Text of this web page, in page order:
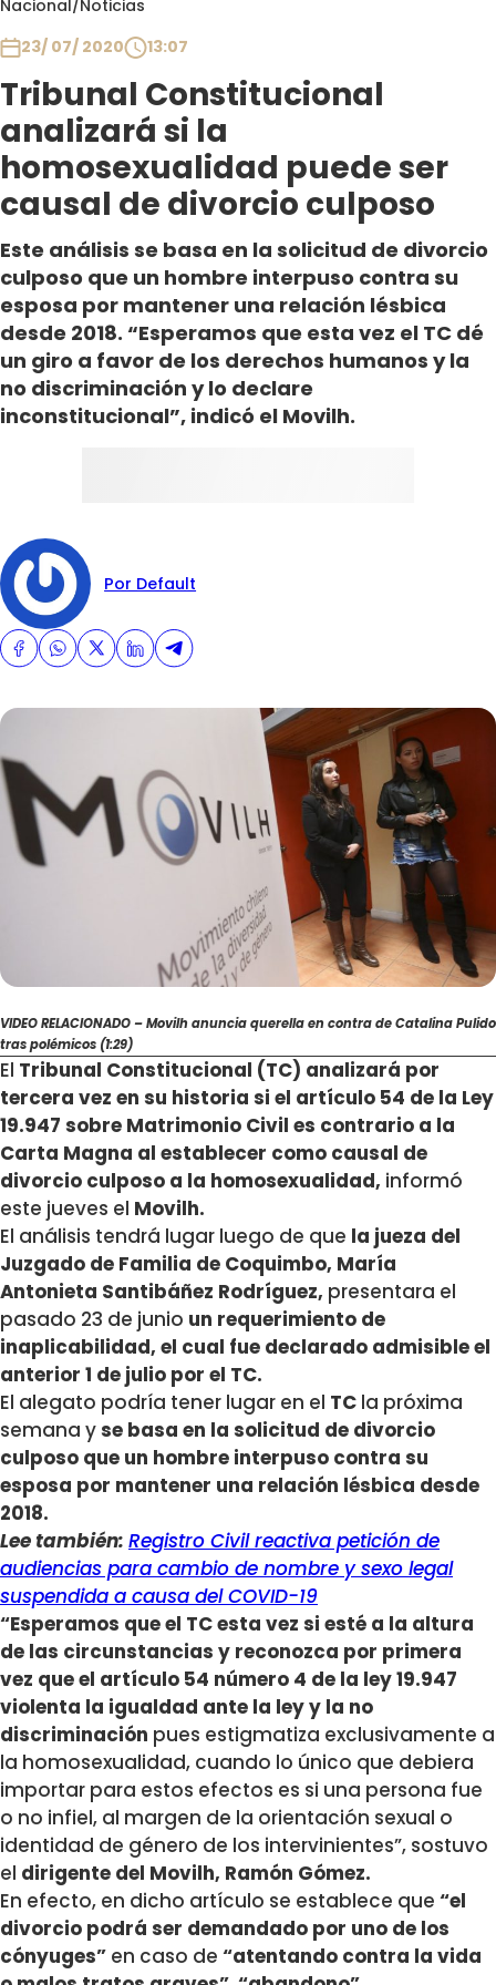
Nacional/Noticias
23/ 07/ 2020
13:07
Tribunal Constitucional
analizará si la
homosexualidad puede ser
causal de divorcio culposo
Este análisis se basa en la solicitud de divorcio
culposo que un hombre interpuso contra su
esposa por mantener una relación lésbica
desde 2018. “Esperamos que esta vez el TC dé
un giro a favor de los derechos humanos y la
no discriminación y lo declare
inconstitucional”, indicó el Movilh.
Por Default
VIDEO RELACIONADO – Movilh anuncia querella en contra de Catalina Pulido
tras polémicos (1:29)
El Tribunal Constitucional (TC) analizará por
tercera vez en su historia si el artículo 54 de la Ley
19.947 sobre Matrimonio Civil es contrario a la
Carta Magna al establecer como causal de
divorcio culposo a la homosexualidad, informó
este jueves el Movilh.
El análisis tendrá lugar luego de que la jueza del
Juzgado de Familia de Coquimbo, María
Antonieta Santibáñez Rodríguez, presentara el
pasado 23 de junio un requerimiento de
inaplicabilidad, el cual fue declarado admisible el
anterior 1 de julio por el TC.
El alegato podría tener lugar en el TC la próxima
semana yse basa en la solicitud de divorcio
culposo que un hombre interpuso contra su
esposa por mantener una relación lésbica desde
2018.
Lee también: Registro Civil reactiva petición de
audiencias para cambio de nombre y sexo legal
suspendida a causa del COVID-19
“Esperamos que el TC esta vez si esté a la altura
de las circunstancias y reconozca por primera
vez que el artículo 54 número 4 de la ley 19.947
violenta la igualdad ante la ley y la no
discriminación pues estigmatiza exclusivamente a
la homosexualidad, cuando lo único que debiera
importar para estos efectos es si una persona fue
o no infiel, al margen de la orientación sexual o
identidad de género de los intervinientes”, sostuvo
el dirigente del Movilh, Ramón Gómez.
En efecto, en dicho artículo se establece que “el
divorcio podrá ser demandado por uno de los
cónyuges” en caso de “atentando contra la vida
Club De La Comedia
Contigo en Directo
Plan Perfecto
El Tiempo
Sabingo
Todos Los Programas